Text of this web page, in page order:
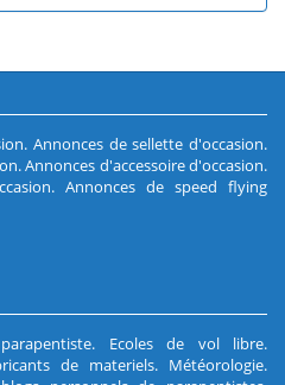
. Annonces de sellette d'occasion.
.Annonces d'accessoire d'occasion.
. Annonces de speed flying
. Ecoles de vol libre.
de materiels. Météorologie.